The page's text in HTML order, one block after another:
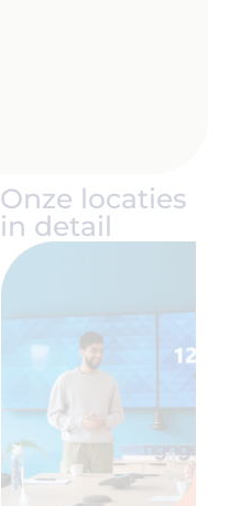
Onze locaties
in detail